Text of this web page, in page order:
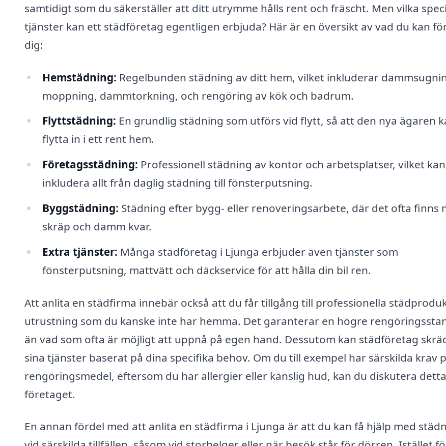
samtidigt som du säkerställer att ditt utrymme hålls rent och fräscht. Men vilka
tjänster kan ett städföretag egentligen erbjuda? Här är en översikt av vad du kan
dig:
Hemstädning: Regelbunden städning av ditt hem, vilket inkluderar
moppning, dammtorkning, och rengöring av kök och badrum.
Flyttstädning: En grundlig städning som utförs vid flytt, så att den nya ägaren
flytta in i ett rent hem.
Företagsstädning: Professionell städning av kontor och arbetsplatser, vilket kan
inkludera allt från daglig städning till fönsterputsning.
Byggstädning: Städning efter bygg- eller renoveringsarbete, där det ofta finns
skräp och damm kvar.
Extra tjänster: Många städföretag i Ljunga erbjuder även tjänster som
fönsterputsning, mattvätt och däckservice för att hålla din bil ren.
Att anlita en städfirma innebär också att du får tillgång till professionella
utrustning som du kanske inte har hemma. Det garanterar en högre
än vad som ofta är möjligt att uppnå på egen hand. Dessutom kan städföretag
sina tjänster baserat på dina specifika behov. Om du till exempel har särskilda krav
rengöringsmedel, eftersom du har allergier eller känslig hud, kan du diskutera
företaget.
En annan fördel med att anlita en städfirma i Ljunga är att du kan få hjälp med